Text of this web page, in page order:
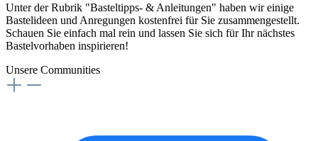
Unter der Rubrik "Basteltipps- & Anleitungen" haben wir einige
Bastelideen und Anregungen kostenfrei für Sie zusammengestellt.
Schauen Sie einfach mal rein und lassen Sie sich für Ihr nächstes
Bastelvorhaben inspirieren!
Unsere Communities